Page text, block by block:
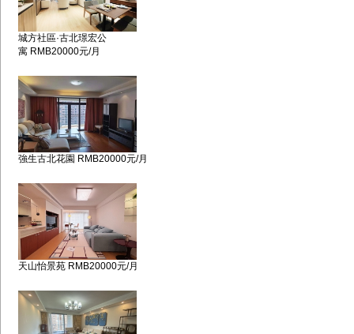
城方社區·古北璟宏公
寓 RMB20000元/月
強生古北花園 RMB20000元/月
天山怡景苑 RMB20000元/月